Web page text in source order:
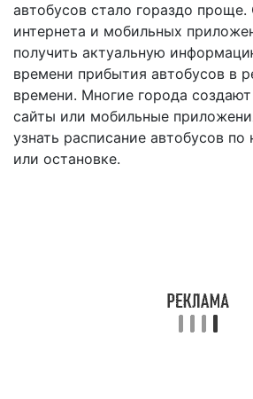
автобусов стало гораздо
интернета и мобильных
получить актуальную
времени прибытия автобусов в
времени. Многие города
сайты или мобильные
узнать расписание автобусов
или остановке.